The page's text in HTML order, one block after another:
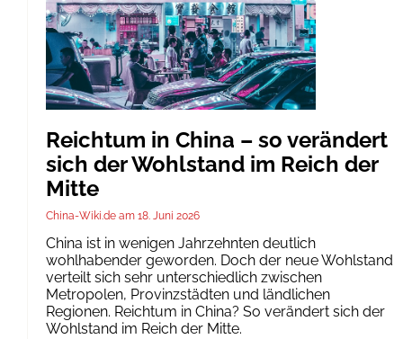
Reichtum in China – so verändert
sich der Wohlstand im Reich der
Mitte
China-Wiki.de 18. Juni 2026
China ist in wenigen Jahrzehnten deutlich
wohlhabender geworden. Doch der neue Wohlstand
verteilt sich sehr unterschiedlich zwischen
Metropolen, Provinzstädten und ländlichen
Regionen. Reichtum in China? So verändert sich der
Wohlstand im Reich der Mitte.